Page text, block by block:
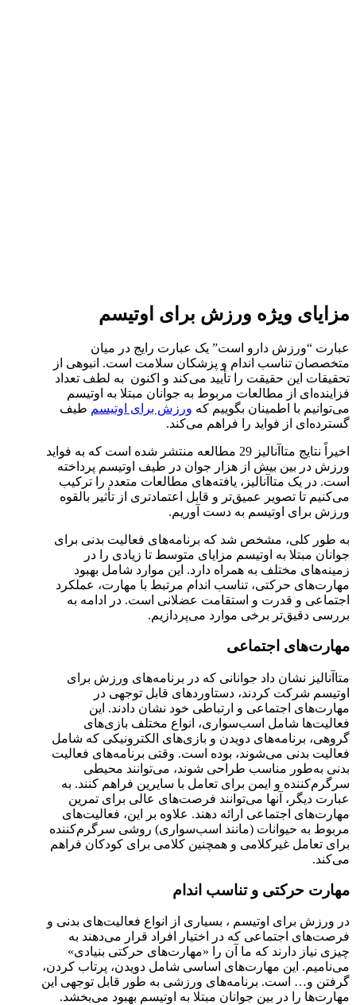
مزایای ویژه ورزش برای اوتیسم
عبارت “ورزش دارو است” یک عبارت رایج در میان
متخصصان تناسب اندام و پزشکان سلامت است. انبوهی از
تحقیقات این حقیقت را تأیید می‌کند و اکنون به لطف تعداد
فزاینده‌ای از مطالعات مربوط به جوانان مبتلا به اوتیسم
می‌توانیم با اطمینان بگوییم که ورزش برای اوتیسم طیف
گسترده‌ای از فواید را فراهم می‌کند.
اخیراً نتایج متاآنالیز 29 مطالعه منتشر شده است که به فواید
ورزش در بین بیش از هزار جوان در طیف اوتیسم پرداخته
است. در یک متاآنالیز، یافته‌های مطالعات متعدد را ترکیب
می‌کنیم تا تصویر عمیق‌تر و قابل اعتمادتری از تأثیر بالقوه
ورزش برای اوتیسم به دست آوریم.
به طور کلی، مشخص شد که برنامه‌های فعالیت بدنی برای
جوانان مبتلا به اوتیسم مزایای متوسط تا زیادی را در
زمینه‌های مختلف به همراه دارد. این موارد شامل بهبود
مهارت‌های حرکتی، تناسب اندام مرتبط با مهارت، عملکرد
اجتماعی و قدرت و استقامت عضلانی است. در ادامه به
بررسی دقیق‌تر برخی موارد می‌پردازیم.
مهارت‌های اجتماعی
متاآنالیز نشان داد جوانانی که در برنامه‌های ورزش برای
اوتیسم شرکت کردند، دستاوردهای قابل توجهی در
مهارت‌های اجتماعی و ارتباطی خود نشان دادند. این
فعالیت‌ها شامل اسب‌سواری، انواع مختلف بازی‌های
گروهی، برنامه‌های دویدن و بازی‌های الکترونیکی که شامل
فعالیت بدنی می‌شوند، بوده است. وقتی برنامه‌های فعالیت
بدنی به‌طور مناسب طراحی شوند، می‌توانند محیطی
سرگرم‌کننده و ایمن برای تعامل با سایرین فراهم کنند. به
عبارت دیگر، آنها می‌توانند فرصت‌های عالی برای تمرین
مهارت‌های اجتماعی ارائه دهند. علاوه بر این، فعالیت‌های
مربوط به حیوانات (مانند اسب‌سواری) روشی سرگرم‌کننده
برای تعامل غیرکلامی و همچنین کلامی برای کودکان فراهم
می‌کند.
مهارت حرکتی و تناسب اندام
در ورزش برای اوتیسم ، بسیاری از انواع فعالیت‌های بدنی و
فرصت‌های اجتماعی که در اختیار افراد قرار می‌دهند به
چیزی نیاز دارند که ما آن را «مهارت‌های حرکتی بنیادی»
می‌نامیم. این مهارت‌های اساسی شامل دویدن، پرتاب کردن،
گرفتن و… است. برنامه‌های ورزشی به طور قابل توجهی این
مهارت‌ها را در بین جوانان مبتلا به اوتیسم بهبود می‌بخشد.